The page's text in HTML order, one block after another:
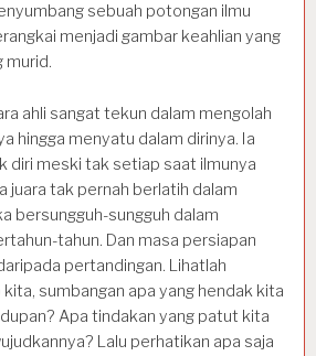
sebuah potongan ilmu
menjadi gambar keahlian yang
murid.
ahli sangat tekun dalam mengolah
hingga menyatu dalam dirinya. Ia
diri meski tak setiap saat ilmunya
juara tak pernah berlatih dalam
bersungguh-sungguh dalam
tahun. Dan masa persiapan
pertandingan. Lihatlah
sumbangan apa yang hendak kita
Apa tindakan yang patut kita
Lalu perhatikan apa saja